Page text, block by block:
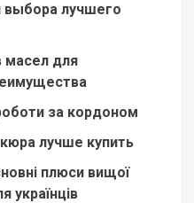
лучшего
масел для
за кордоном
лучше купить
плюси вищої
українців